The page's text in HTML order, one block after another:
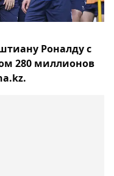
Роналду с
280 миллионов